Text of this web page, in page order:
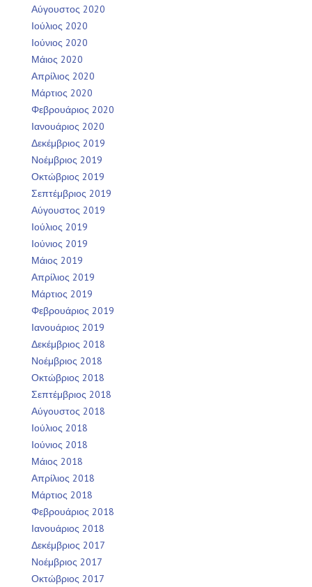
Αύγουστος 2020
Ιούλιος 2020
Ιούνιος 2020
Μάιος 2020
Απρίλιος 2020
Μάρτιος 2020
Φεβρουάριος 2020
Ιανουάριος 2020
Δεκέμβριος 2019
Νοέμβριος 2019
Οκτώβριος 2019
Σεπτέμβριος 2019
Αύγουστος 2019
Ιούλιος 2019
Ιούνιος 2019
Μάιος 2019
Απρίλιος 2019
Μάρτιος 2019
Φεβρουάριος 2019
Ιανουάριος 2019
Δεκέμβριος 2018
Νοέμβριος 2018
Οκτώβριος 2018
Σεπτέμβριος 2018
Αύγουστος 2018
Ιούλιος 2018
Ιούνιος 2018
Μάιος 2018
Απρίλιος 2018
Μάρτιος 2018
Φεβρουάριος 2018
Ιανουάριος 2018
Δεκέμβριος 2017
Νοέμβριος 2017
Οκτώβριος 2017